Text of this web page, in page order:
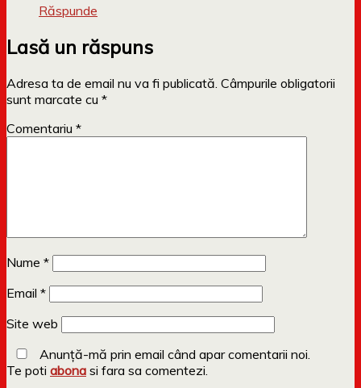
Răspunde
Lasă un răspuns
Adresa ta de email nu va fi publicată. Câmpurile obligatorii
sunt marcate cu *
Comentariu *
Nume *
Email *
Site web
Anunță-mă prin email când apar comentarii noi.
Te poti abona si fara sa comentezi.